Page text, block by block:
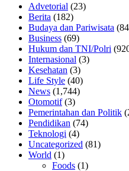
Advetorial (23)
Berita (182)
Budaya dan Pariwisata
Business (69)
Hukum dan TNI/Polri
Internasional (3)
Kesehatan (3)
Life Style (40)
News (1,744)
Otomotif(3)
Pemerintahan dan Politik
Pendidikan (74)
Teknologi (4)
Uncategorized (81)
World (1)
Foods (1)